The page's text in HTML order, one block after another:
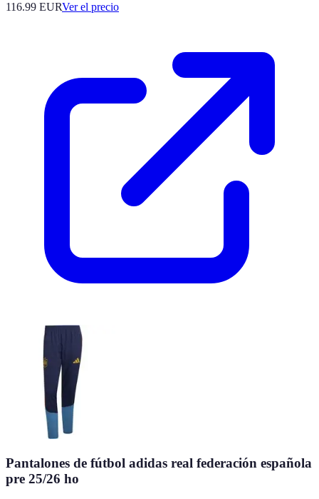
116.99 EURVer el precio
Pantalones de fútbol adidas real federación española
pre 25/26 ho